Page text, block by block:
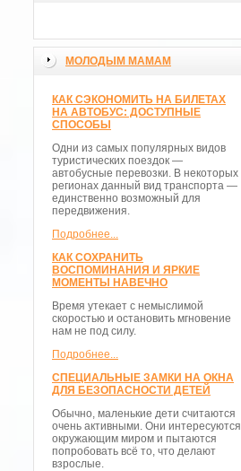
МОЛОДЫМ МАМАМ
КАК СЭКОНОМИТЬ НА БИЛЕТАХ
НА АВТОБУС: ДОСТУПНЫЕ
СПОСОБЫ
Одни из самых популярных видов
туристических поездок —
автобусные перевозки. В некоторых
регионах данный вид транспорта —
единственно возможный для
передвижения.
Подробнее...
КАК СОХРАНИТЬ
ВОСПОМИНАНИЯ И ЯРКИЕ
МОМЕНТЫ НАВЕЧНО
Время утекает с немыслимой
скоростью и остановить мгновение
нам не под силу.
Подробнее...
СПЕЦИАЛЬНЫЕ ЗАМКИ НА ОКНА
ДЛЯ БЕЗОПАСНОСТИ ДЕТЕЙ
Обычно, маленькие дети считаются
очень активными. Они интересуются
окружающим миром и пытаются
попробовать всё то, что делают
взрослые.